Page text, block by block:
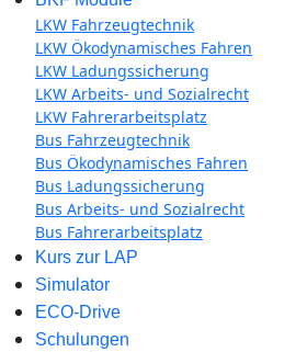
LKW Fahrzeugtechnik
LKW Ökodynamisches Fahren
LKW Ladungssicherung
LKW Arbeits- und Sozialrecht
LKW Fahrerarbeitsplatz
Bus Fahrzeugtechnik
Bus Ökodynamisches Fahren
Bus Ladungssicherung
Bus Arbeits- und Sozialrecht
Bus Fahrerarbeitsplatz
Kurs zur LAP
Simulator
ECO-Drive
Schulungen